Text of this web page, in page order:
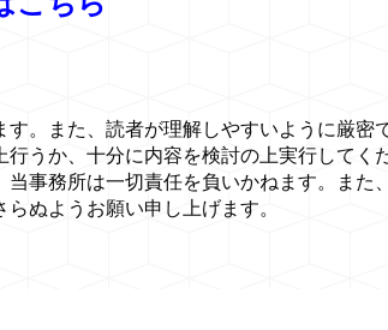
。また、読者が理解しやすいように厳密
うか、十分に内容を検討の上実行してく
事務所は一切責任を負いかねます。また
ぬようお願い申し上げます。